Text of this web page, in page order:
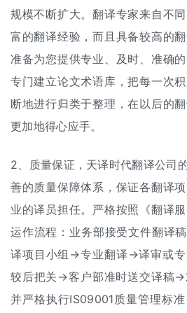
规模不断扩大。翻译专家来自不
富的翻译经验，而且具备较高的
准备为您提供专业、及时、准确
专门建立论文术语库，把每一次
断地进行归类于整理，在以后的
更加地得心应手。
2、质量保证，天译时代翻译公司
善的质量保障体系，保证各翻译
业的译员担任。严格按照《翻译
运作流程：业务部接受文件翻译
译项目小组→专业翻译→译审或
较后把关→客户部准时送交译稿→
并严格执行IS09001质量管理标